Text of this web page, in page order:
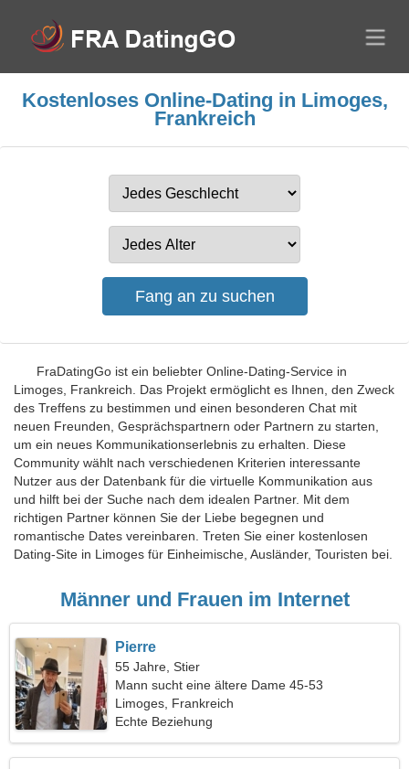
Kostenloses Online-Dating in Limoges,
Frankreich
FraDatingGo ist ein beliebter Online-Dating-Service in
Limoges, Frankreich. Das Projekt ermöglicht es Ihnen, den Zweck
des Treffens zu bestimmen und einen besonderen Chat mit
neuen Freunden, Gesprächspartnern oder Partnern zu starten,
um ein neues Kommunikationserlebnis zu erhalten. Diese
Community wählt nach verschiedenen Kriterien interessante
Nutzer aus der Datenbank für die virtuelle Kommunikation aus
und hilft bei der Suche nach dem idealen Partner. Mit dem
richtigen Partner können Sie der Liebe begegnen und
romantische Dates vereinbaren. Treten Sie einer kostenlosen
Dating-Site in Limoges für Einheimische, Ausländer, Touristen bei.
Männer und Frauen im Internet
Pierre
55 Jahre, Stier
Mann sucht eine ältere Dame 45-53
Limoges, Frankreich
Echte Beziehung